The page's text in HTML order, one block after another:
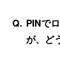
PINで
が、ど